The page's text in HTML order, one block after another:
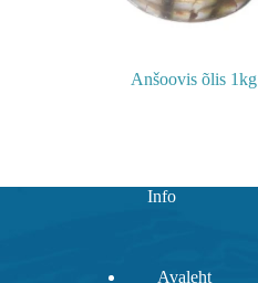
Anšoovis õlis 1kg
Info
Avaleht